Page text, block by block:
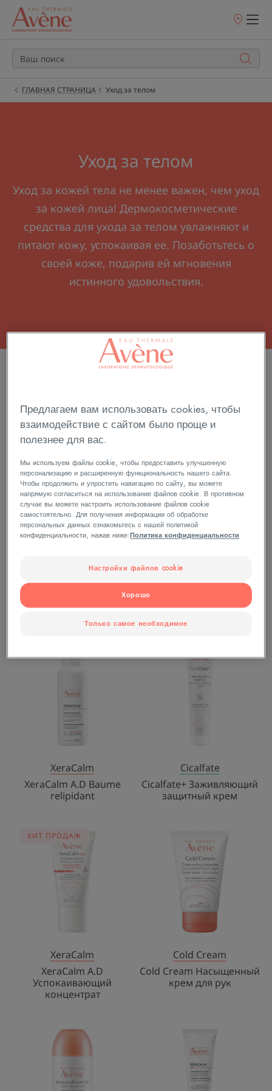
Точки
ГЛАВНАЯ СТРАНИЦА Уход за телом
Уход за телом
Уход за кожей тела не менее важен, чем уход
за кожей лица! Дермокосметические
средства для ухода за телом увлажняют и
питают кожу, успокаивая ее. Позаботьтесь о
своей коже, подарив ей мгновения
истинного удовольствия.
14 – результатов найдено "Уход за телом"
Термальной
воды
Avène
Eau Thermale
Спрей Термальной воды
спрей
Cicalfate
Подсушивающий спрей
A.D
XeraCalm
XeraCalm A.D Baume
relipidant
защитный
крем
Cicalfate
Cicalfate+ Заживляющий
защитный крем
A.D
Успокаивающий
концентрат
ХИТ ПРОДАЖ
XeraCalm
XeraCalm A.D
Успокаивающий
концентрат
Cream
Насыщенный
крем
для
рук
Cold Cream
Cold Cream Насыщенный
крем для рук
BODY
Дезодорант
24-
часового
действия
A.D
Concentré
apaisant
Предлагаем вам использовать cookies, чтобы
взаимодействие с сайтом было проще и
полезнее для вас.
Мы используем файлы cookie, чтобы предоставить улучшенную
персонализацию и расширенную функциональность нашего сайта.
Чтобы продолжить и упростить навигацию по сайту, вы можете
напрямую согласиться на использование файлов cookie. В противном
случае вы можете настроить использование файлов cookie
самостоятельно. Для получения информации об обработке
персональных данных ознакомьтесь с нашей политикой
конфиденциальности, нажав ниже: Политика конфиденциальности
Настройки файлов cookie
Только самое необходимое
Хорошо